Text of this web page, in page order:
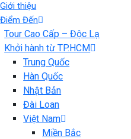
Giới thiệu
Điểm Đến
Tour Cao Cấp – Độc Lạ
Khởi hành từ TP.HCM
Trung Quốc
Hàn Quốc
Nhật Bản
Đài Loan
Việt Nam
Miền Bắc